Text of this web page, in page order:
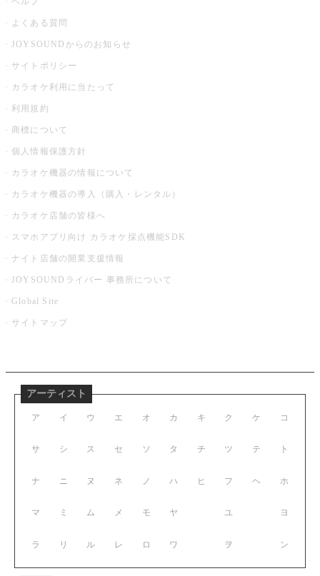
よくある質問
JOYSOUNDからのお知らせ
サイトポリシー
カラオケ利用に当たって
利用規約
商標について
個人情報保護方針
カラオケ機器の情報について
カラオケ機器の導入（購入・レンタル）
カラオケ店舗の皆様へ
スマホアプリ向け カラオケ採点機能SDK
ナイト店舗の開業支援情報
JOYSOUNDライバー 事務所について
Global Site
サイトマップ
アーティスト
ア イ ウ エ オ
サ シ ス セ ソ
ナ ニ ヌ ネ ノ
マ ミ ム メ モ
ラ リ ル レ ロ
カ キ ク ケ コ
タ チ ツ テ ト
ハ ヒ フ ヘ ホ
ヤ ユ ヨ
ワ ヲ ン